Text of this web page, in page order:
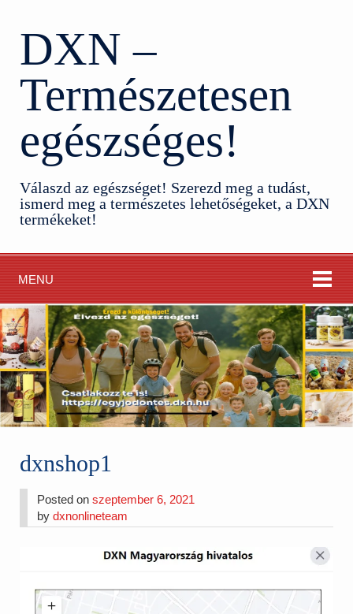
DXN –
Természetesen
egészséges!
Válaszd az egészséget! Szerezd meg a tudást,
ismerd meg a természetes lehetőségeket, a DXN
termékeket!
MENU
dxnshop1
Posted onszeptember 6, 2021
bydxnonlineteam